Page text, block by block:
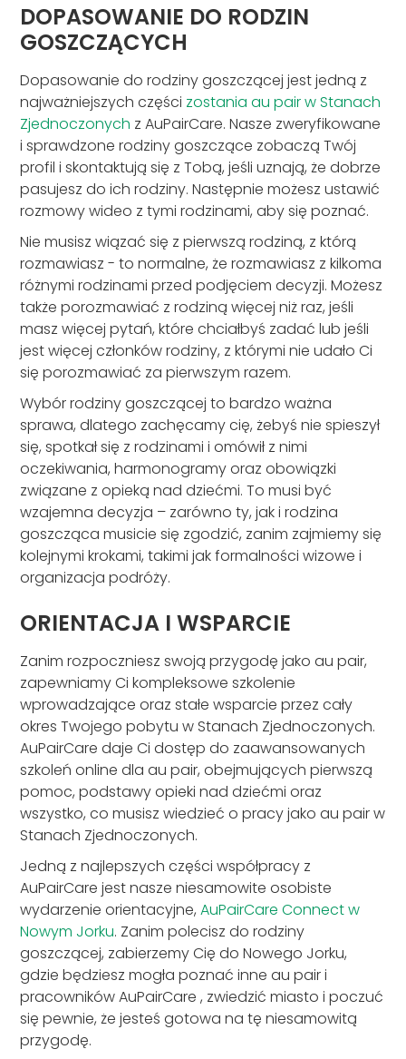
DOPASOWANIE DO RODZIN
GOSZCZĄCYCH
Dopasowanie do rodziny goszczącej jest jedną z
najważniejszych części zostania au pair w Stanach
Zjednoczonych z AuPairCare. Nasze zweryfikowane
i sprawdzone rodziny goszczące zobaczą Twój
profil i skontaktują się z Tobą, jeśli uznają, że dobrze
pasujesz do ich rodziny. Następnie możesz ustawić
rozmowy wideo z tymi rodzinami, aby się poznać.
Nie musisz wiązać się z pierwszą rodziną, z którą
rozmawiasz - to normalne, że rozmawiasz z kilkoma
różnymi rodzinami przed podjęciem decyzji. Możesz
także porozmawiać z rodziną więcej niż raz, jeśli
masz więcej pytań, które chciałbyś zadać lub jeśli
jest więcej członków rodziny, z którymi nie udało Ci
się porozmawiać za pierwszym razem.
Wybór rodziny goszczącej to bardzo ważna
sprawa, dlatego zachęcamy cię, żebyś nie spieszył
się, spotkał się z rodzinami i omówił z nimi
oczekiwania, harmonogramy oraz obowiązki
związane z opieką nad dziećmi. To musi być
wzajemna decyzja – zarówno ty, jak i rodzina
goszcząca musicie się zgodzić, zanim zajmiemy się
kolejnymi krokami, takimi jak formalności wizowe i
organizacja podróży.
ORIENTACJA I WSPARCIE
Zanim rozpoczniesz swoją przygodę jako au pair,
zapewniamy Ci kompleksowe szkolenie
wprowadzające oraz stałe wsparcie przez cały
okres Twojego pobytu w Stanach Zjednoczonych.
AuPairCare daje Ci dostęp do zaawansowanych
szkoleń online dla au pair, obejmujących pierwszą
pomoc, podstawy opieki nad dziećmi oraz
wszystko, co musisz wiedzieć o pracy jako au pair w
Stanach Zjednoczonych.
Jedną z najlepszych części współpracy z
AuPairCare jest nasze niesamowite osobiste
wydarzenie orientacyjne,AuPairCare Connect w
Nowym Jorku. Zanim polecisz do rodziny
goszczącej, zabierzemy Cię do Nowego Jorku,
gdzie będziesz mogła poznać inne au pair i
pracowników AuPairCare , zwiedzić miasto i poczuć
się pewnie, że jesteś gotowa na tę niesamowitą
przygodę.